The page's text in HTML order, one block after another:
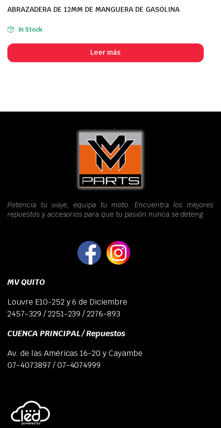
ABRAZADERA DE 12MM DE MANGUERA DE GASOLINA
In Stock
Leer más
Potencia tu viaje, equipa tu moto. Encuentra los mejores
repuestos y accesorios para que tu pasión nunca se deteng
MV QUITO
Louvre E10-252 y 6 de Diciembre
2457-329 / 2251-239 / 2276-893
CUENCA PRINCIPAL / Repuestos
Av. de las Américas 16-20 y Cayambe
07-4073897 / 07-4074999